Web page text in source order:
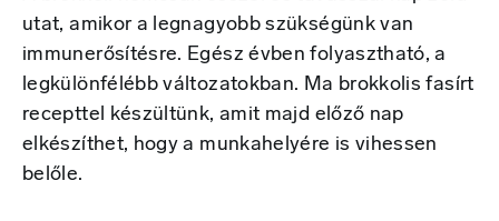
utat, amikor a legnagyobb szükségünk van
immunerősítésre. Egész évben folyasztható, a
legkülönfélébb változatokban. Ma brokkolis fasírt
recepttel készültünk, amit majd előző nap
elkészíthet, hogy a munkahelyére is vihessen
belőle.